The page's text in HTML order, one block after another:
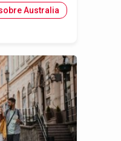
Australia